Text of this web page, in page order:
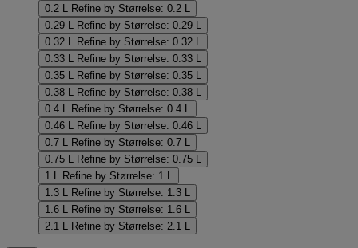
0.2 L
Refine by Størrelse: 0.2 L
0.29 L
Refine by Størrelse: 0.29 L
0.32 L
Refine by Størrelse: 0.32 L
0.33 L
Refine by Størrelse: 0.33 L
0.35 L
Refine by Størrelse: 0.35 L
0.38 L
Refine by Størrelse: 0.38 L
0.4 L
Refine by Størrelse: 0.4 L
0.46 L
Refine by Størrelse: 0.46 L
0.7 L
Refine by Størrelse: 0.7 L
0.75 L
Refine by Størrelse: 0.75 L
1 L
Refine by Størrelse: 1 L
1.3 L
Refine by Størrelse: 1.3 L
1.6 L
Refine by Størrelse: 1.6 L
2.1 L
Refine by Størrelse: 2.1 L